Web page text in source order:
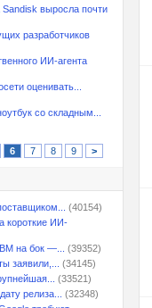
Sandisk выросла почти
разработчиков
ИИ-агента
оценивать...
со складным...
6 7 8 9 >
(40154)
короткие ИИ-
на бок —...
(39352)
заявили,...
(34145)
(33521)
релиза...
(32348)